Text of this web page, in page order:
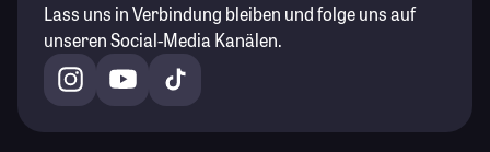
Lass uns in Verbindung bleiben und folge uns auf
unseren Social-Media Kanälen.